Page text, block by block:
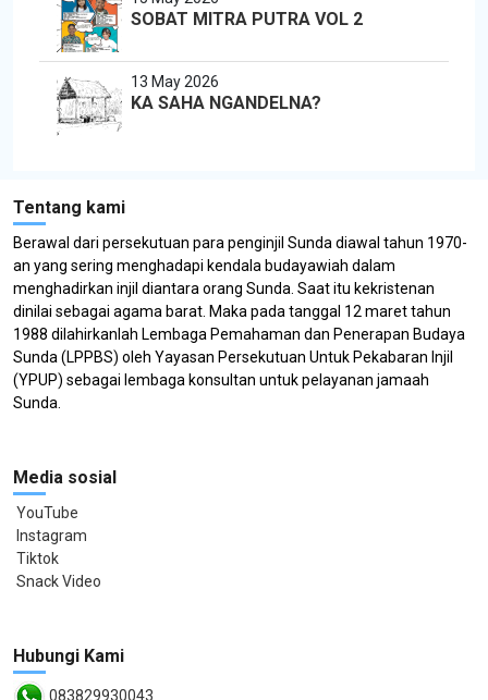
SOBAT MITRA PUTRA VOL 2
13 May 2026
KA SAHA NGANDELNA?
Tentang kami
Berawal dari persekutuan para penginjil Sunda diawal tahun 1970-
an yang sering menghadapi kendala budayawiah dalam
menghadirkan injil diantara orang Sunda. Saat itu kekristenan
dinilai sebagai agama barat. Maka pada tanggal 12 maret tahun
1988 dilahirkanlah Lembaga Pemahaman dan Penerapan Budaya
Sunda (LPPBS) oleh Yayasan Persekutuan Untuk Pekabaran Injil
(YPUP) sebagai lembaga konsultan untuk pelayanan jamaah
Sunda.
Media sosial
YouTube
Instagram
Tiktok
Snack Video
Hubungi Kami
083829930043